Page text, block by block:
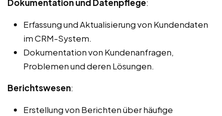
Dokumentation und Datenpflege:
Erfassung und Aktualisierung von Kundendaten
im CRM-System.
Dokumentation von Kundenanfragen,
Problemen und deren Lösungen.
Berichtswesen:
Erstellung von Berichten über häufige